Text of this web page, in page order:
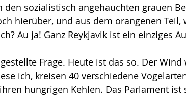
sozialistisch angehauchten grauen
hierüber, und aus dem orangenen Teil,
Au ja! Ganz Reykjavik ist ein einziges
Frage. Heute ist das so. Der
ich, kreisen 40 verschiedene
hungrigen Kehlen. Das Parlament ist